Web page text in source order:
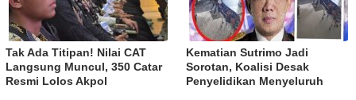
Tak Ada Titipan! Nilai CAT
Langsung Muncul, 350 Catar
Resmi Lolos Akpol
Kematian Sutrimo Jadi
Sorotan, Koalisi Desak
Penyelidikan Menyeluruh